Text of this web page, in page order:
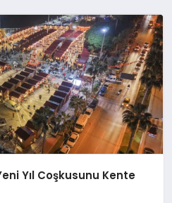
Yıl Coşkusunu Kente